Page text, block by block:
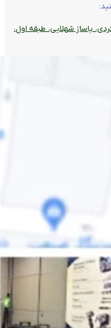
پاساژ شهلایی، طبقه اول،